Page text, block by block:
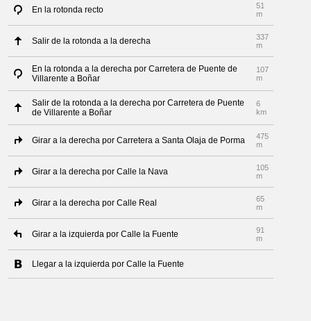
En la rotonda recto
51
m
Salir de la rotonda a la derecha
337
m
En la rotonda a la derecha por Carretera de Puente de
Villarente a Boñar
107
m
Salir de la rotonda a la derecha por Carretera de Puente
de Villarente a Boñar
6
km
Girar a la derecha por Carretera a Santa Olaja de Porma
475
m
Girar a la derecha por Calle la Nava
105
m
Girar a la derecha por Calle Real
65
m
Girar a la izquierda por Calle la Fuente
91
m
Llegar a la izquierda por Calle la Fuente